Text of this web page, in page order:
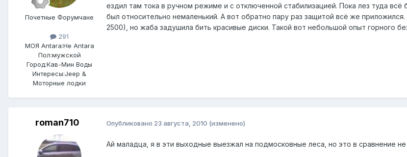
Почетные Форумчане
291
МОЯ Antara:Не Antara
Пол:мужской
Город:Кав-Мин Воды
Интересы:Jeep &
Моторные лодки
ездил там тока в ручном режиме и с отключенной стабилизацией. Пока лез туда
был относительно немаленький. А вот обратно пару раз защитой всё же
2500), но жаба задушила бить красивые диски. Такой вот небольшой опыт горного
roman710 Опубликовано 23 августа, 2010 (изменено)
Ай маладца, я в эти выходные выезжал на подмосковные леса, но это в сравнение